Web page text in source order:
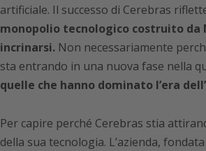
artificiale. Il successo di Cerebras
monopolio tecnologico costruito da
incrinarsi.Non necessariamente
sta entrando in una nuova fase nella
quelle che hanno dominato l’era
Per capire perché Cerebras stia
della sua tecnologia. L’azienda,